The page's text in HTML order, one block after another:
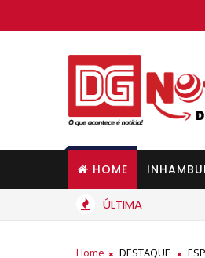
HOME
ÚLTIMA
Home DESTAQUE